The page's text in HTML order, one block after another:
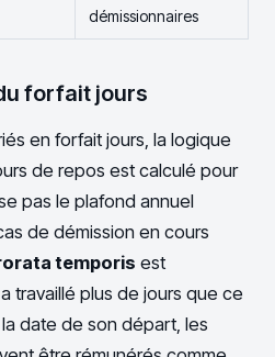
démissionnaires
forfait jours
en forfait jours, la logique
de repos est calculé pour
pas le plafond annuel
de démission en cours
temporis est
travaillé plus de jours que ce
date de son départ, les